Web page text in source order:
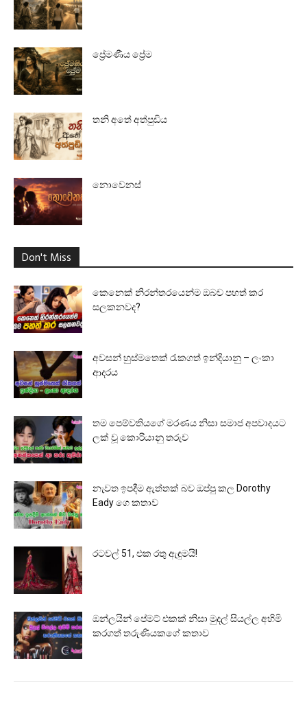
ප්‍රේමණීය ප්‍රේම
තනි අතේ අත්පුඩිය
නොවෙනස්
Don't Miss
කෙනෙක් නිරන්තරයෙන්ම ඔබව පහත් කර
සලකනවද?
අවසන් හුස්මතෙක් රැකගත් ඉන්දියානු – ලංකා
ආදරය
තම පෙම්වතියගේ මරණය නිසා සමාජ අපවාදයට
ලක් වූ කොරියානු තරුව
නැවත ඉපදීම ඇත්තක් බව ඔප්පු කල Dorothy
Eady ගෙ කතාව
රටවල් 51, එක රතු ඇඳුමයි!
ඔන්ලයින් පේමට් එකක් නිසා මුදල් සියල්ල අහිමි
කරගත් තරුණියකගේ කතාව